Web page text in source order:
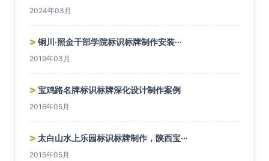
2024年03月
> 铜川·照金干部学院标识标牌制作安装···
2019年03月
> 宝鸡路名牌标识标牌深化设计制作案例
2016年05月
> 太白山水上乐园标识标牌制作，陕西宝···
2015年05月